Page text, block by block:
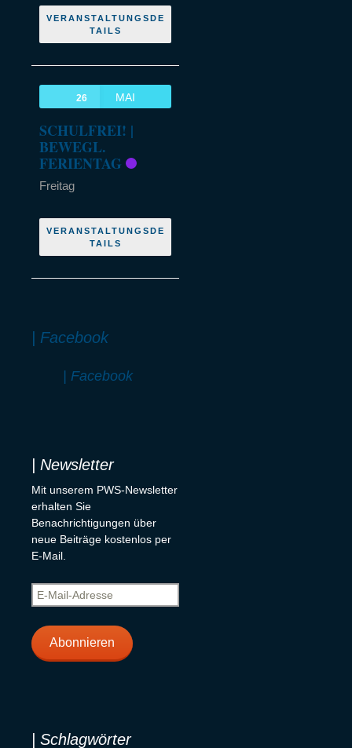
VERANSTALTUNGSDE
TAILS
26 MAI
SCHULFREI! |
BEWEGL.
FERIENTAG
Freitag
VERANSTALTUNGSDE
TAILS
| Facebook
| Facebook
| Newsletter
Mit unserem PWS-Newsletter
erhalten Sie
Benachrichtigungen über
neue Beiträge kostenlos per
E-Mail.
E-
Mail-
Adresse
Abonnieren
| Schlagwörter